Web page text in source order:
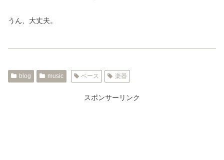
うん、大丈夫。
blog music ベース 楽器
スポンサーリンク